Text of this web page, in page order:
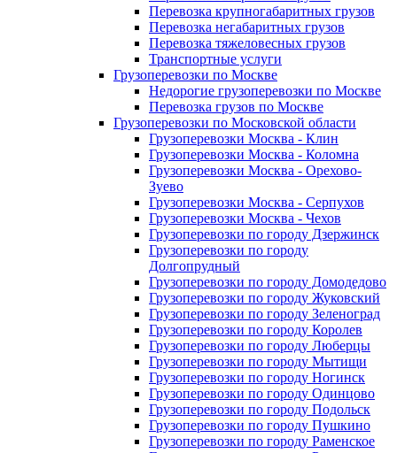
Перевозка крупногабаритных грузов
Перевозка негабаритных грузов
Перевозка тяжеловесных грузов
Транспортные услуги
Грузоперевозки по Москве
Недорогие грузоперевозки по Москве
Перевозка грузов по Москве
Грузоперевозки по Московской области
Грузоперевозки Москва - Клин
Грузоперевозки Москва - Коломна
Грузоперевозки Москва - Орехово-
Зуево
Грузоперевозки Москва - Серпухов
Грузоперевозки Москва - Чехов
Грузоперевозки по городу Дзержинск
Грузоперевозки по городу
Долгопрудный
Грузоперевозки по городу Домодедово
Грузоперевозки по городу Жуковский
Грузоперевозки по городу Зеленоград
Грузоперевозки по городу Королев
Грузоперевозки по городу Люберцы
Грузоперевозки по городу Мытищи
Грузоперевозки по городу Ногинск
Грузоперевозки по городу Одинцово
Грузоперевозки по городу Подольск
Грузоперевозки по городу Пушкино
Грузоперевозки по городу Раменское